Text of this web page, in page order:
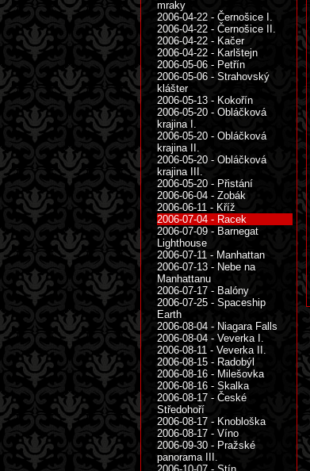
mraky
2006-04-22 - Černošice I.
2006-04-22 - Černošice II.
2006-04-22 - Kačer
2006-04-22 - Karlštejn
2006-05-06 - Petřín
2006-05-06 - Strahovský
klášter
2006-05-13 - Kokořín
2006-05-20 - Obláčková
krajina I.
2006-05-20 - Obláčková
krajina II.
2006-05-20 - Obláčková
krajina III.
2006-05-20 - Přistání
2006-06-04 - Zobák
2006-06-11 - Kříž
2006-07-04 - Racek
2006-07-09 - Barnegat
Lighthouse
2006-07-11 - Manhattan
2006-07-13 - Nebe na
Manhattanu
2006-07-17 - Balóny
2006-07-25 - Spaceship
Earth
2006-08-04 - Niagara Falls
2006-08-04 - Veverka I.
2006-08-11 - Veverka II.
2006-08-15 - Radobýl
2006-08-16 - Milešovka
2006-08-16 - Skalka
2006-08-17 - České
Středohoří
2006-08-17 - Knobloška
2006-08-17 - Víno
2006-09-30 - Pražské
panorama III.